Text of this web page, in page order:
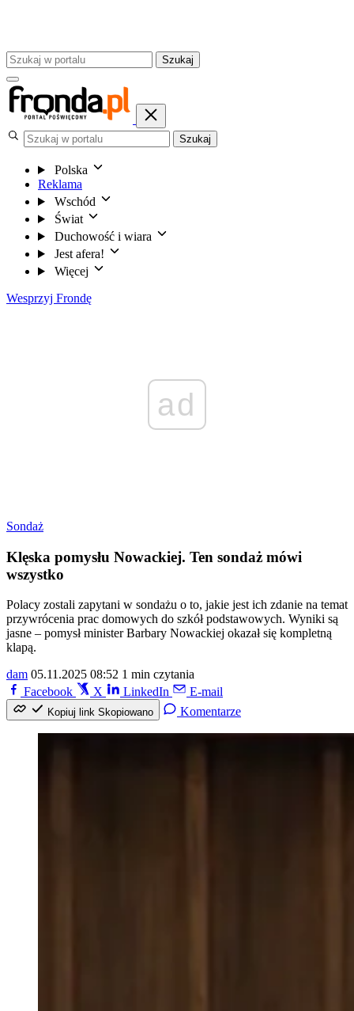
Szukaj
Szukaj
Polska
Reklama
Wschód
Świat
Duchowość i wiara
Jest afera!
Więcej
Wesprzyj Frondę
ad
Sondaż
Klęska pomysłu Nowackiej. Ten sondaż mówi
wszystko
Polacy zostali zapytani w sondażu o to, jakie jest ich zdanie na temat
przywrócenia prac domowych do szkół podstawowych. Wyniki są
jasne – pomysł minister Barbary Nowackiej okazał się kompletną
klapą.
dam 05.11.2025 08:52 1 min czytania
Facebook
X LinkedIn E-mail
Kopiuj link Skopiowano Komentarze